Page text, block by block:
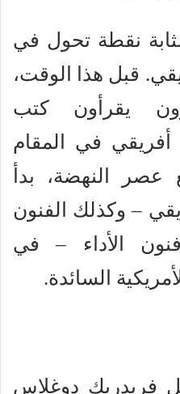
نقطة تحول في
قبل هذا الوقت،
يقرأون كتب
أفريقي في المقام
عصر النهضة، بدأ
– وكذلك الفنون
الأداء – في
السائدة.
فريدريك دوغلاس